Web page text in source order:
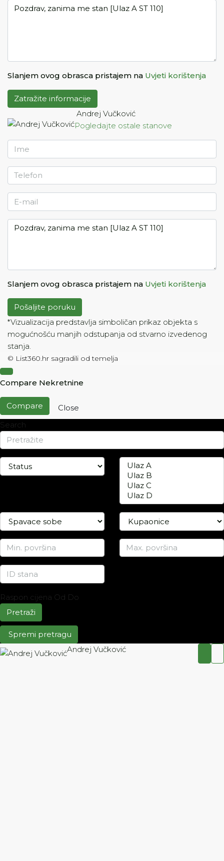
Slanjem ovog obrasca pristajem na Uvjeti korištenja
Zatražite informacije
Andrej Vučković
Pogledajte ostale stanove
Slanjem ovog obrasca pristajem na Uvjeti korištenja
Pošaljite poruku
*Vizualizacija predstavlja simboličan prikaz objekta s
mogućnošću manjih odstupanja od stvarno izvedenog
stanja.
© List360.hr sagradili od temelja
Compare Nekretnine
Compare
Close
Search
Raspon cijena Od Do
Pretraži
Spremi pretragu
Andrej Vučković